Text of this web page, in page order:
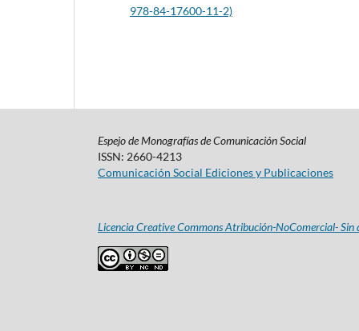
978-84-17600-11-2)
Espejo de Monografías de Comunicación Social
ISSN: 2660-4213
Comunicación Social Ediciones y Publicaciones
Licencia Creative Commons Atribución-NoComercial-